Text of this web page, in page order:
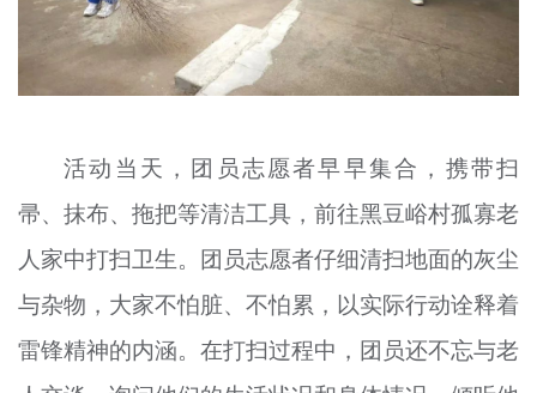
活动当天，团员志愿者早早集合，携带扫
帚、抹布、拖把等清洁工具，前往黑豆峪村孤寡老
人家中打扫卫生。团员志愿者仔细清扫地面的灰尘
与杂物，大家不怕脏、不怕累，以实际行动诠释着
雷锋精神的内涵。在打扫过程中，团员还不忘与老